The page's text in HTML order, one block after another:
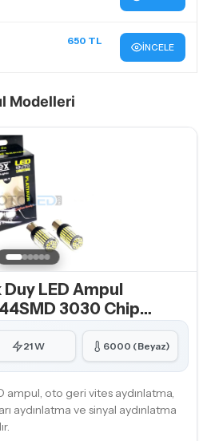
650 TL
İNCELE
Modelleri
LED Ampul
3030 Chip
21 W 6000 (Beyaz)
ampul, oto geri vites aydınlatma,
aydınlatma ve sinyal aydınlatma